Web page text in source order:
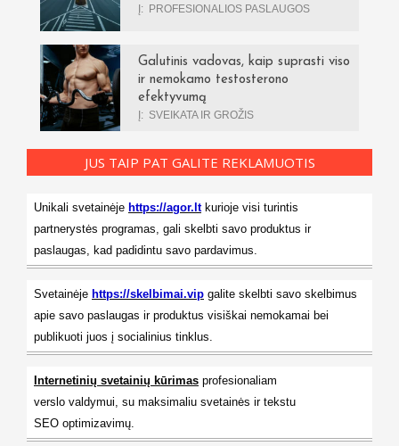
Į: PROFESIONALIOS PASLAUGOS
Galutinis vadovas, kaip suprasti viso
ir nemokamo testosterono
efektyvumą
Į: SVEIKATA IR GROŽIS
JUS TAIP PAT GALITE REKLAMUOTIS
Unikali svetainėje https://agor.ltkurioje visi turintis
partnerystės programas, gali skelbti savo produktus ir
paslaugas, kad padidintu savo pardavimus.
Svetainėje https://skelbimai.vip galite skelbti savo skelbimus
apie savo paslaugas ir produktus visiškai nemokamai bei
publikuoti juos į socialinius tinklus.
Internetinių svetainių kūrimas profesionaliam
verslo valdymui, su maksimaliu svetainės ir tekstu
SEO optimizavimų.